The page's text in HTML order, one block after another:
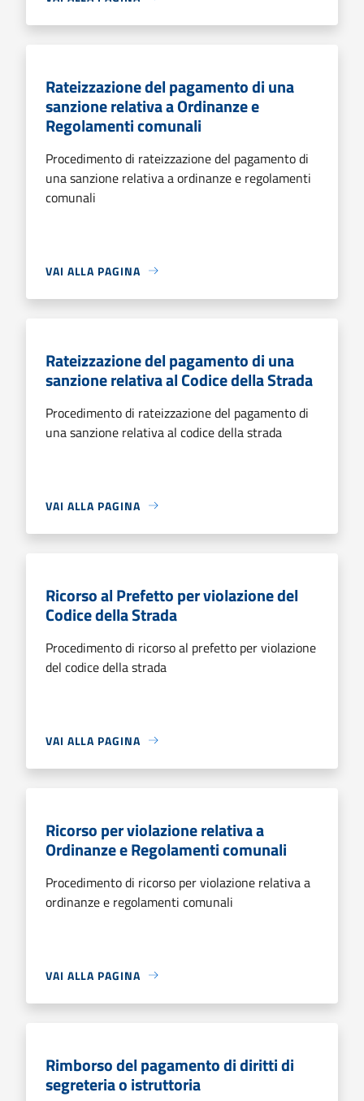
Rateizzazione del pagamento di una
sanzione relativa a Ordinanze e
Regolamenti comunali
Procedimento di rateizzazione del pagamento di
una sanzione relativa a ordinanze e regolamenti
comunali
VAI ALLA PAGINA
Rateizzazione del pagamento di una
sanzione relativa al Codice della Strada
Procedimento di rateizzazione del pagamento di
una sanzione relativa al codice della strada
VAI ALLA PAGINA
Ricorso al Prefetto per violazione del
Codice della Strada
Procedimento di ricorso al prefetto per violazione
del codice della strada
VAI ALLA PAGINA
Ricorso per violazione relativa a
Ordinanze e Regolamenti comunali
Procedimento di ricorso per violazione relativa a
ordinanze e regolamenti comunali
VAI ALLA PAGINA
Rimborso del pagamento di diritti di
segreteria o istruttoria